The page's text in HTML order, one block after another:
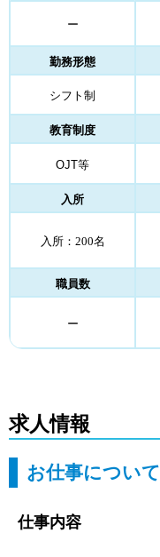
ー
勤務形態
シフト制
教育制度
OJT等
入所
入所：200名
職員数
ー
求人情報
お仕事について
仕事内容